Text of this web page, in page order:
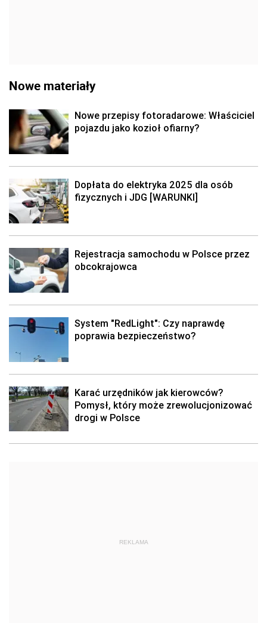
Nowe materiały
Nowe przepisy fotoradarowe: Właściciel
pojazdu jako kozioł ofiarny?
Dopłata do elektryka 2025 dla osób
fizycznych i JDG [WARUNKI]
Rejestracja samochodu w Polsce przez
obcokrajowca
System "RedLight": Czy naprawdę
poprawia bezpieczeństwo?
Karać urzędników jak kierowców?
Pomysł, który może zrewolucjonizować
drogi w Polsce
REKLAMA